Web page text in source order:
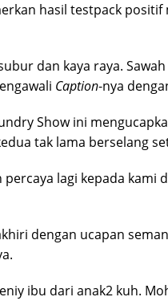
hasil testpack
dan kaya raya.
Caption-nya
Show ini
tak lama berselang
percaya lagi kepada
dengan ucapan
ibu dari anak2 kuh.